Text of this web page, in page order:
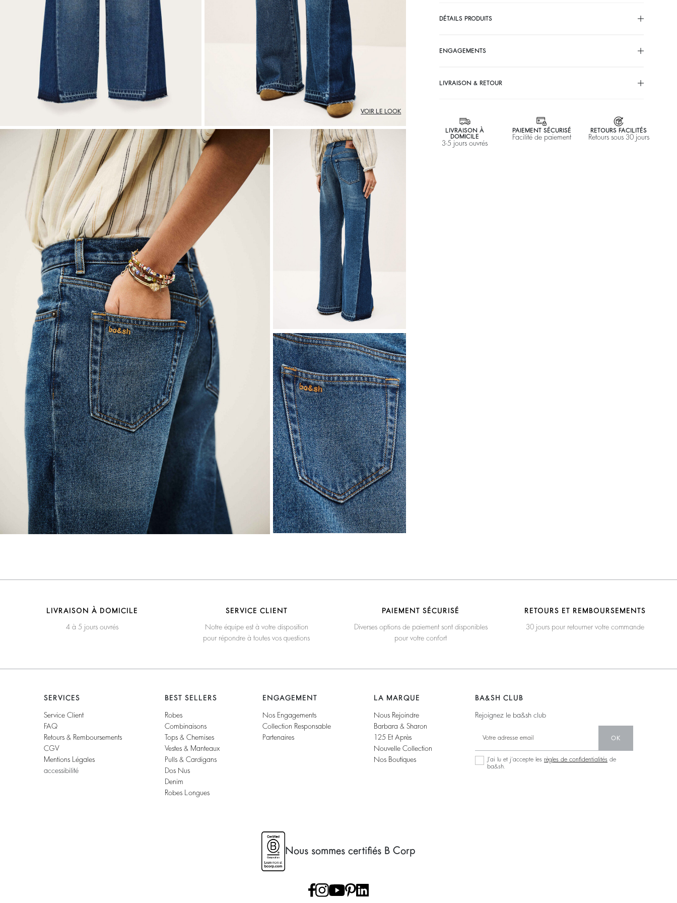
SweatshirtsVOIR TOUT
VOIR LE LOOK
DÉTAILS PRODUITS
ENGAGEMENTS
LIVRAISON & RETOUR
LIVRAISON À
DOMICILE
3-5 jours ouvrés
PAIEMENT SÉCURISÉ
Facilité de paiement
RETOURS FACILITÉS
Retours sous 30 jours
LIVRAISON À DOMICILE
4 à 5 jours ouvrés
SERVICE CLIENT
Notre équipe est à votre disposition
pour répondre à toutes vos questions
PAIEMENT SÉCURISÉ
Diverses options de paiement sont disponibles
pour votre confort
RETOURS ET REMBOURSEMENTS
30 jours pour retourner votre commande
SERVICES
Service Client
FAQ
Retours & Remboursements
CGV
Mentions Légales
accessibilité
BEST SELLERS
Robes
Combinaisons
Tops & Chemises
Vestes & Manteaux
Pulls & Cardigans
Dos Nus
Denim
Robes Longues
ENGAGEMENT
Nos Engagements
Collection Responsable
Partenaires
LA MARQUE
Nous Rejoindre
Barbara & Sharon
125 Et Après
Nouvelle Collection
Nos Boutiques
BA&SH CLUB
Rejoignez le ba&sh club
OK
J’ai lu et j’accepte les règles de confidentialités de
ba&sh.
Nous sommes certifiés B Corp